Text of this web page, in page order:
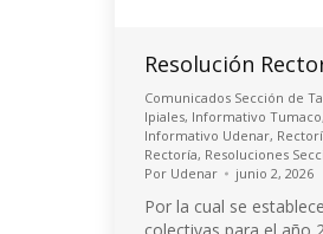
Resolución
Comunicados Sección de
Ipiales, Informativo Tumaco,
Informativo Udenar,
Rectoría, Resoluciones
Por Udenar junio 2, 2026
Por la cual se